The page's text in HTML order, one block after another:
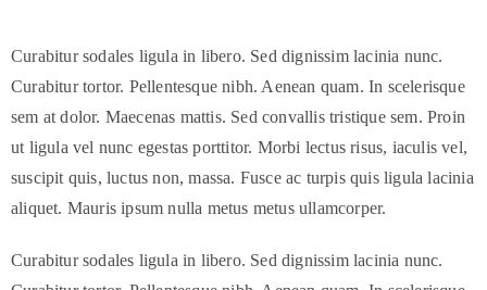
Curabitur sodales ligula in libero. Sed dignissim lacinia nunc.
Curabitur tortor. Pellentesque nibh. Aenean quam. In scelerisque
sem at dolor. Maecenas mattis. Sed convallis tristique sem. Proin
ut ligula vel nunc egestas porttitor. Morbi lectus risus, iaculis vel,
suscipit quis, luctus non, massa. Fusce ac turpis quis ligula lacinia
aliquet. Mauris ipsum nulla metus metus ullamcorper.
Curabitur sodales ligula in libero. Sed dignissim lacinia nunc.